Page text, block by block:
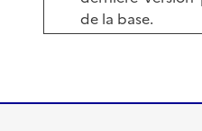
de la base.